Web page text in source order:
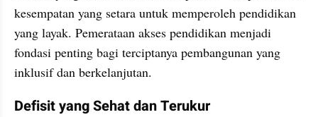
kesempatan yang setara untuk memperoleh pendidikan
yang layak. Pemerataan akses pendidikan menjadi
fondasi penting bagi terciptanya pembangunan yang
inklusif dan berkelanjutan.
Defisit yang Sehat dan Terukur